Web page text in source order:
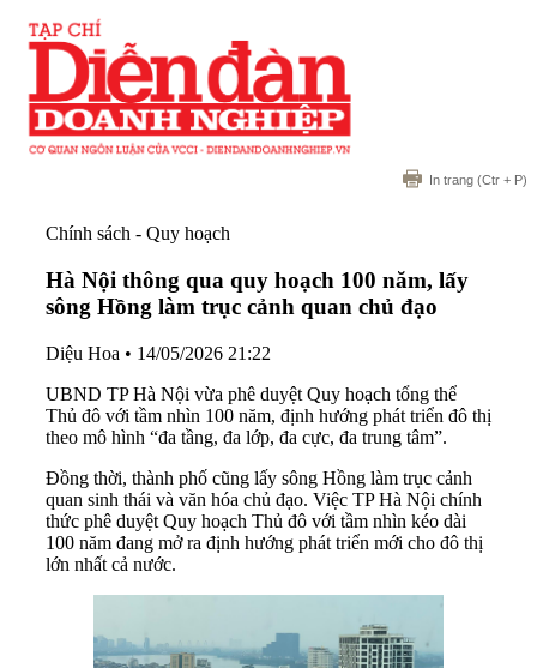
In trang (Ctr + P)
Chính sách - Quy hoạch
Hà Nội thông qua quy hoạch 100 năm, lấy
sông Hồng làm trục cảnh quan chủ đạo
Diệu Hoa • 14/05/2026 21:22
UBND TP Hà Nội vừa phê duyệt Quy hoạch tổng thể
Thủ đô với tầm nhìn 100 năm, định hướng phát triển đô thị
theo mô hình “đa tầng, đa lớp, đa cực, đa trung tâm”.
Đồng thời, thành phố cũng lấy sông Hồng làm trục cảnh
quan sinh thái và văn hóa chủ đạo. Việc TP Hà Nội chính
thức phê duyệt Quy hoạch Thủ đô với tầm nhìn kéo dài
100 năm đang mở ra định hướng phát triển mới cho đô thị
lớn nhất cả nước.